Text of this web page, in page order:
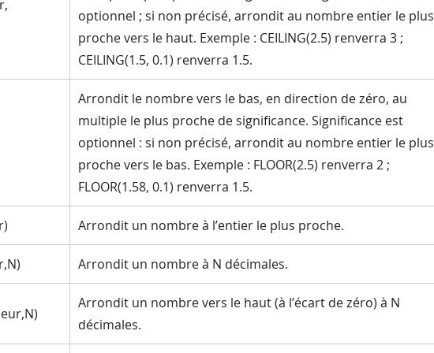
optionnel ; si non précisé, arrondit au nombre entier le plus
proche vers le haut. Exemple : CEILING(2.5) renverra 3 ;
CEILING(1.5, 0.1) renverra 1.5.
Arrondit le nombre vers le bas, en direction de zéro, au
multiple le plus proche de significance. Significance est
optionnel : si non précisé, arrondit au nombre entier le plus
proche vers le bas. Exemple : FLOOR(2.5) renverra 2 ;
FLOOR(1.58, 0.1) renverra 1.5.
Arrondit un nombre à l’entier le plus proche.
Arrondit un nombre à N décimales.
Arrondit un nombre vers le haut (à l’écart de zéro) à N
décimales.